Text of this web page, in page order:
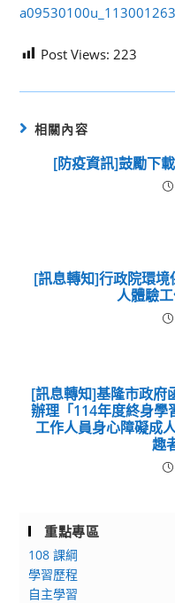
Post Views: 223
相關內容
[防疫資訊]鼓勵下
[訊息轉知]行政院環
人體驗
[訊息轉知]基隆市政府
辦理「114年度終身學
工作人員身心障礙成
趣
重點專區
108 課綱
學習歷程
自主學習